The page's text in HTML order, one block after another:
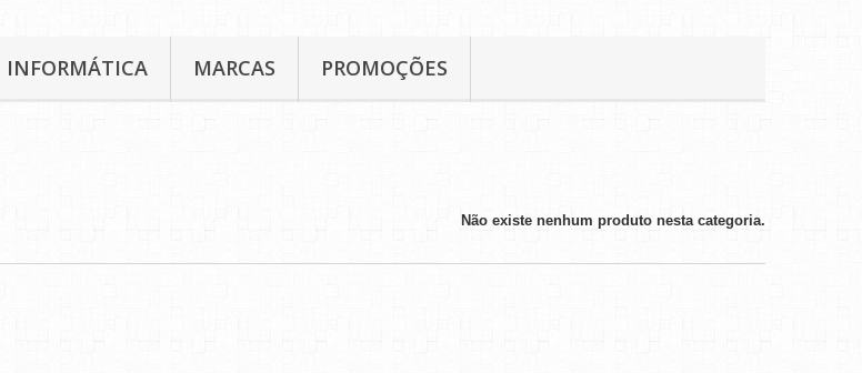
INFORMÁTICA MARCAS PROMOÇÕES
Não existe nenhum produto nesta categoria.